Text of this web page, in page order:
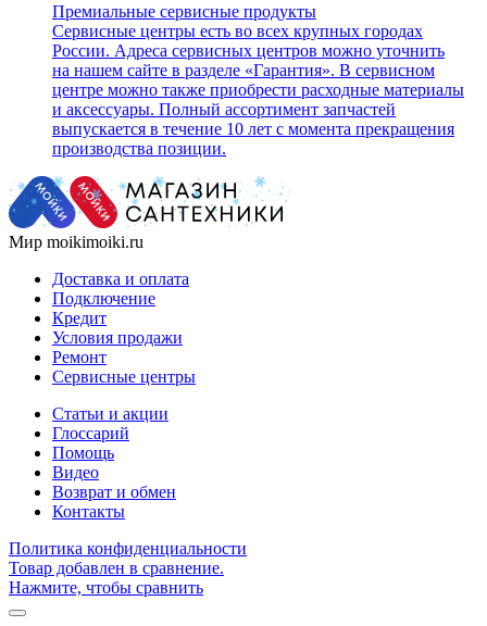
Премиальные сервисные продукты
Сервисные центры есть во всех крупных городах
России. Адреса сервисных центров можно уточнить
на нашем сайте в разделе «Гарантия». В сервисном
центре можно также приобрести расходные материалы
и аксессуары. Полный ассортимент запчастей
выпускается в течение 10 лет с момента прекращения
производства позиции.
Мир moikimoiki.ru
Доставка и оплата
Подключение
Кредит
Условия продажи
Ремонт
Сервисные центры
Статьи и акции
Глоссарий
Помощь
Видео
Возврат и обмен
Контакты
Политика конфиденциальности
Товар добавлен в сравнение.
Нажмите, чтобы сравнить